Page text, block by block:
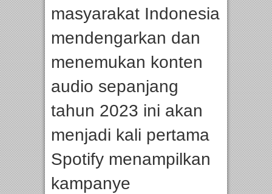
masyarakat Indonesia
mendengarkan dan
menemukan konten
audio sepanjang
tahun 2023 ini akan
menjadi kali pertama
Spotify menampilkan
kampanye